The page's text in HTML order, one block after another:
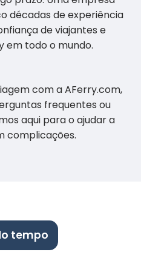
décadas de experiência
de viajantes e
em todo o mundo.
com a AFerry.com,
frequentes ou
aqui para o ajudar a
complicações.
tempo